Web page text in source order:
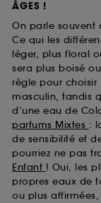
ÂGES !
On parle souvent
Ce qui les
léger, plus floral
sera plus boisé
règle pour choisir
masculin, tandis
d’une eau de
parfums Mixtes :
de sensibilité et
pourriez ne pas
Enfant ! Oui, les
propres eaux de
ou plus